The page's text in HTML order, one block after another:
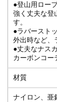
●登山用ロー
強く丈夫な登
す。
●ラバースト
外出時など、
●丈夫なナス
カーボンコー
材質
ナイロン、亜